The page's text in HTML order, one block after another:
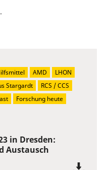
in Dresden:
Austausch
AMD
LHON
Stargardt
RCS / CCS
Forschung heute